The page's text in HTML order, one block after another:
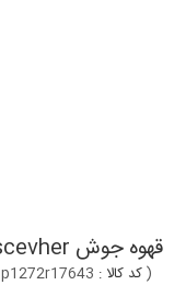
قهوه جوش Hascevher سایز 6 مسی
(کد کالا : p1272r17643